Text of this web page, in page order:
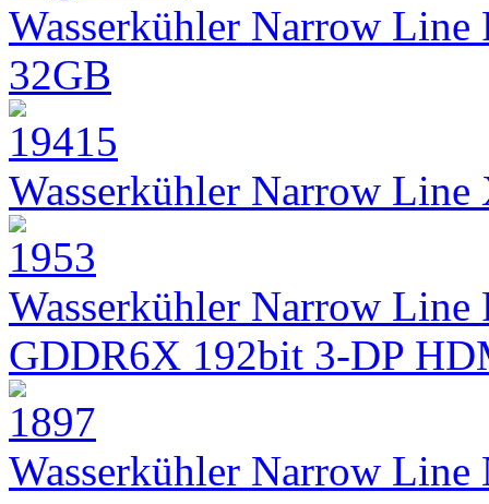
Wasserkühler Narrow
32GB
Wasserkühler Narrow
Wasserkühler Narrow Line
GDDR6X 192bit 3-DP
Wasserkühler Narrow